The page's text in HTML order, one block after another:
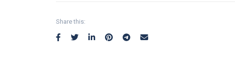
Share this: